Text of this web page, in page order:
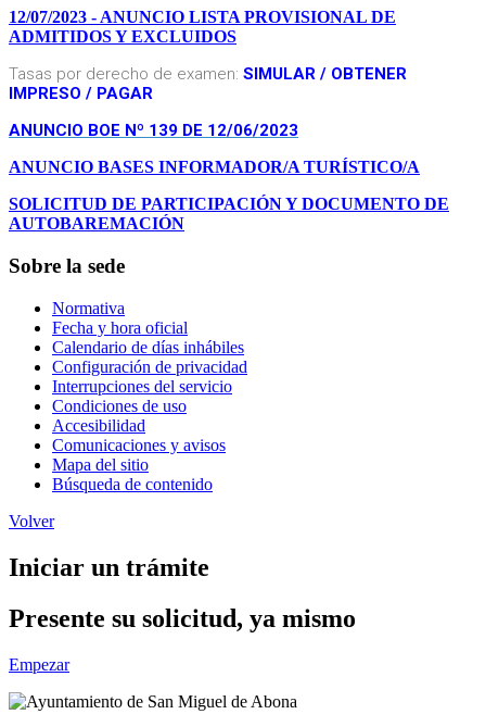
12/07/2023 - ANUNCIO LISTA PROVISIONAL DE
ADMITIDOS Y EXCLUIDOS
Tasas por derecho de examen: SIMULAR / OBTENER
IMPRESO / PAGAR
ANUNCIO BOE Nº 139 DE 12/06/2023
ANUNCIO BASES INFORMADOR/A TURÍSTICO/A
SOLICITUD DE PARTICIPACIÓN Y DOCUMENTO DE
AUTOBAREMACIÓN
Sobre la sede
Normativa
Fecha y hora oficial
Calendario de días inhábiles
Configuración de privacidad
Interrupciones del servicio
Condiciones de uso
Accesibilidad
Comunicaciones y avisos
Mapa del sitio
Búsqueda de contenido
Volver
Iniciar un trámite
Presente su solicitud, ya mismo
Empezar